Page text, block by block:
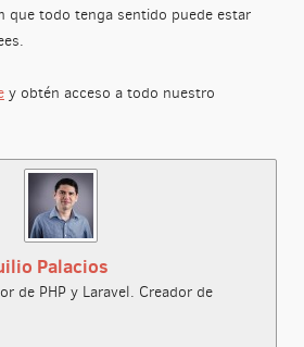
que todo tenga sentido puede estar
y obtén acceso a todo nuestro
Palacios
de PHP y Laravel. Creador de